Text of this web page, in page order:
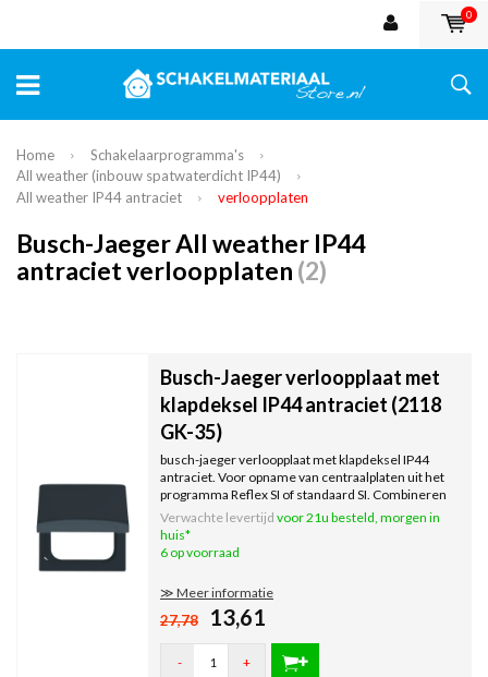
0
Home
Schakelaarprogramma's
All weather (inbouw spatwaterdicht IP44)
All weather IP44 antraciet
verloopplaten
Busch-Jaeger All weather IP44
antraciet verloopplaten (2)
Busch-Jaeger verloopplaat met
klapdeksel IP44 antraciet (2118
GK-35)
busch-jaeger verloopplaat met klapdeksel IP44
antraciet. Voor opname van centraalplaten uit het
programma Reflex SI of standaard SI. Combineren
met All Weather IP44 afdekramen.
Verwachte levertijd voor 21u besteld, morgen in
huis*
6 op voorraad
≫ Meer informatie
27,78 13,61
- +